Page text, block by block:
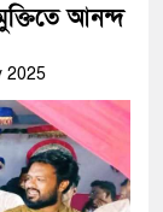
আনন্দ
2025